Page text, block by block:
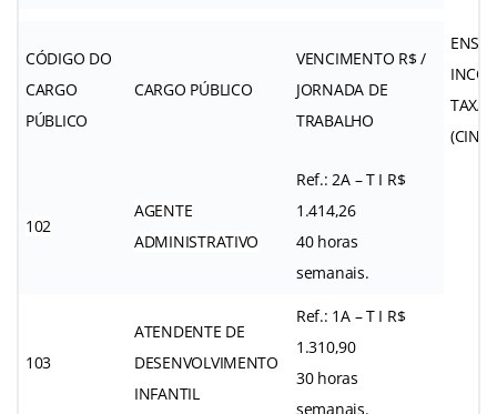
CÓDIGO DO
CARGO
PÚBLICO
CARGO PÚBLICO
VENCIMENTO R$ /
JORNADA DE
TRABALHO
TAXA
102
AGENTE
ADMINISTRATIVO
Ref.: 2A – T I R$
1.414,26
40 horas
semanais.
103
ATENDENTE DE
DESENVOLVIMENTO
INFANTIL
Ref.: 1A – T I R$
1.310,90
30 horas
semanais.